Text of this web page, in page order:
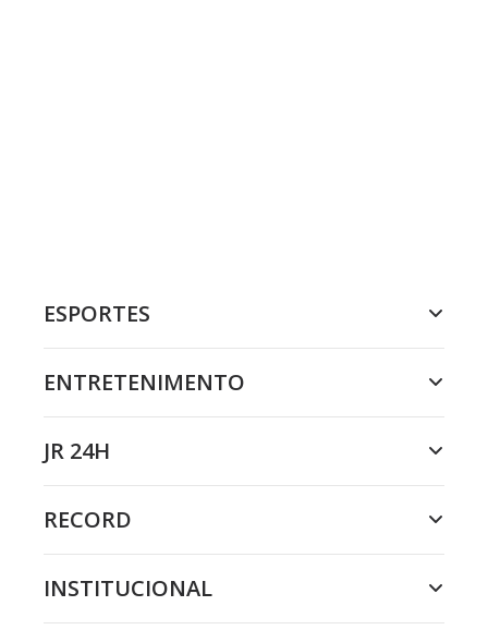
ESPORTES
ENTRETENIMENTO
JR 24H
RECORD
INSTITUCIONAL